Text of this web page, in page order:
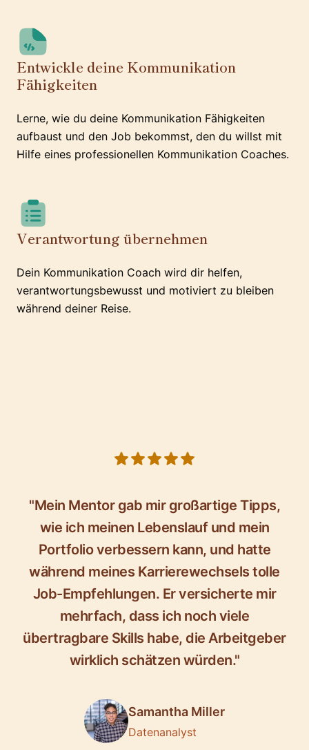
Entwickle deine Kommunikation
Fähigkeiten
Lerne, wie du deine Kommunikation Fähigkeiten
aufbaust und den Job bekommst, den du willst mit
Hilfe eines professionellen Kommunikation Coaches.
Verantwortung übernehmen
Dein Kommunikation Coach wird dir helfen,
verantwortungsbewusst und motiviert zu bleiben
während deiner Reise.
"Mein Mentor gab mir großartige Tipps,
wie ich meinen Lebenslauf und mein
Portfolio verbessern kann, und hatte
während meines Karrierewechsels tolle
Job-Empfehlungen. Er versicherte mir
mehrfach, dass ich noch viele
übertragbare Skills habe, die Arbeitgeber
wirklich schätzen würden."
Samantha Miller
Datenanalyst